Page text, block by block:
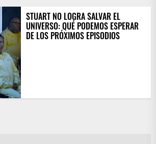
STUART NO LOGRA SALVAR EL
UNIVERSO: QUÉ PODEMOS ESPERAR
DE LOS PRÓXIMOS EPISODIOS